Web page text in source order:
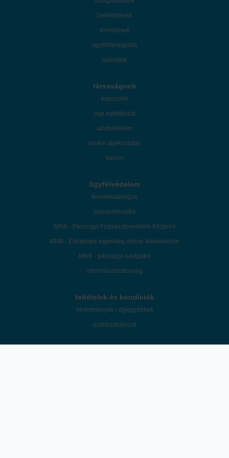
befektetések
elemzések
ügyféltámogatás
ajánlatok
társaságunk
kapcsolat
jogi nyilatkozat
adatvédelem
cookie tájékoztatás
karrier
ügyfélvédelem
termékkatalógus
panaszkezelés
MNB - Pénzügyi Fogyasztóvédelmi Központ
MNB - Értékpapír egyenleg online lekérdezése
MNB - pénzügyi navigátor
információbiztonság
feltételek és kondíciók
hirdetmények / díjjegyzékek
üzletszabályzat